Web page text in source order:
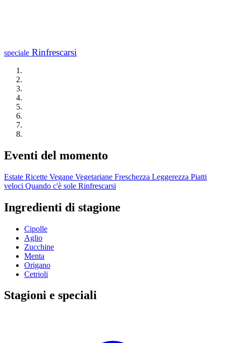
speciale Rinfrescarsi
Eventi del momento
Estate Ricette Vegane Vegetariane Freschezza Leggerezza Piatti
veloci Quando c'è sole Rinfrescarsi
Ingredienti di stagione
Cipolle
Aglio
Zucchine
Menta
Origano
Cetrioli
Stagioni e speciali